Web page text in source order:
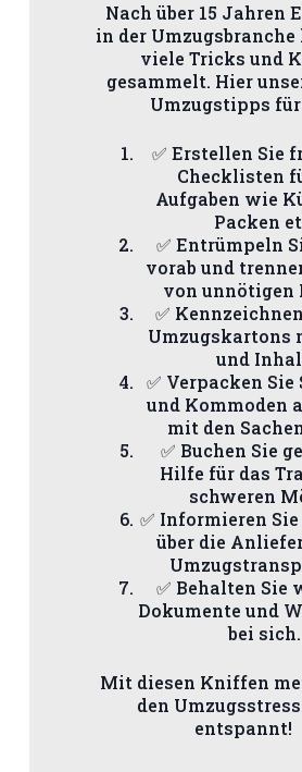
Nach über 15 Jahren
in der
viele Tricks und
gesammelt. Hier
Umzugstipps für
✅ Erstellen Sie
Checklisten
Aufgaben wie
Packen
✅ Entrümpeln
vorab und
von unnötigen
✅
Umzugskartons
und
✅ Verpacken Sie
und Kommoden
mit den
✅ Buchen Sie
Hilfe für das
schweren
✅ Informieren
über die
✅ Behalten Sie
Dokumente und
bei sich.
Mit diesen Kniffen
den
entspannt!